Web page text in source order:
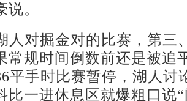
。
对掘金对的比赛，第三
常规时间倒数前还是被追
平手时比赛暂停，湖人讨
比一进休息区就爆粗口说